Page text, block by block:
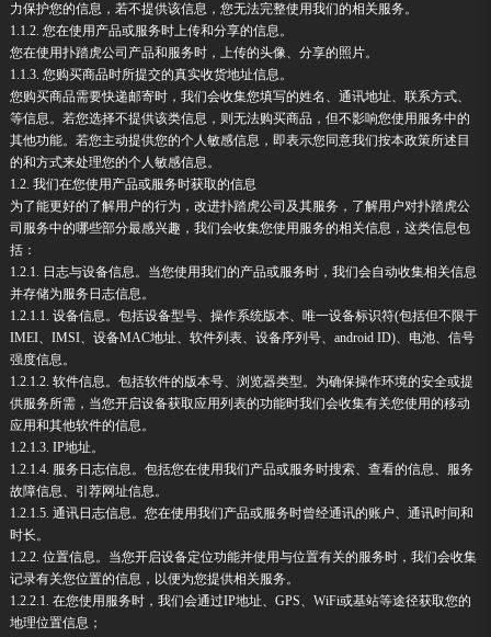
力保护您的信息，若不提供该信息，您无法完整使用我们的相关服务。
1.1.2. 您在使用产品或服务时上传和分享的信息。
您在使用扑踏虎公司产品和服务时，上传的头像、分享的照片。
1.1.3. 您购买商品时所提交的真实收货地址信息。
您购买商品需要快递邮寄时，我们会收集您填写的姓名、通讯地址、联系方式、
等信息。若您选择不提供该类信息，则无法购买商品，但不影响您使用服务中的
其他功能。若您主动提供您的个人敏感信息，即表示您同意我们按本政策所述目
的和方式来处理您的个人敏感信息。
1.2. 我们在您使用产品或服务时获取的信息
为了能更好的了解用户的行为，改进扑踏虎公司及其服务，了解用户对扑踏虎公
司服务中的哪些部分最感兴趣，我们会收集您使用服务的相关信息，这类信息包
括：
1.2.1. 日志与设备信息。当您使用我们的产品或服务时，我们会自动收集相关信息
并存储为服务日志信息。
1.2.1.1. 设备信息。包括设备型号、操作系统版本、唯一设备标识符(包括但不限于
IMEI、IMSI、设备MAC地址、软件列表、设备序列号、android ID)、电池、信号
强度信息。
1.2.1.2. 软件信息。包括软件的版本号、浏览器类型。为确保操作环境的安全或提
供服务所需，当您开启设备获取应用列表的功能时我们会收集有关您使用的移动
应用和其他软件的信息。
1.2.1.3. IP地址。
1.2.1.4. 服务日志信息。包括您在使用我们产品或服务时搜索、查看的信息、服务
故障信息、引荐网址信息。
1.2.1.5. 通讯日志信息。您在使用我们产品或服务时曾经通讯的账户、通讯时间和
时长。
1.2.2. 位置信息。当您开启设备定位功能并使用与位置有关的服务时，我们会收集
记录有关您位置的信息，以便为您提供相关服务。
1.2.2.1. 在您使用服务时，我们会通过IP地址、GPS、WiFi或基站等途径获取您的
地理位置信息；